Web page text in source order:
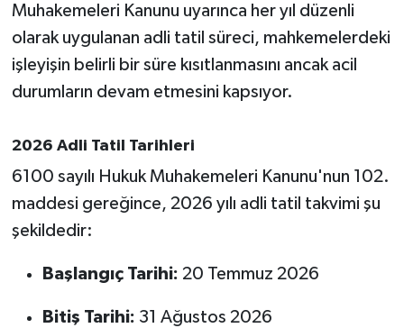
Muhakemeleri Kanunu uyarınca her yıl düzenli
olarak uygulanan adli tatil süreci, mahkemelerdeki
işleyişin belirli bir süre kısıtlanmasını ancak acil
durumların devam etmesini kapsıyor.
2026 Adli Tatil Tarihleri
6100 sayılı Hukuk Muhakemeleri Kanunu'nun 102.
maddesi gereğince, 2026 yılı adli tatil takvimi şu
şekildedir:
Başlangıç Tarihi: 20 Temmuz 2026
Bitiş Tarihi: 31 Ağustos 2026
KENT GÜNDEMİ
Kepsut
MAGAZİN
MANŞET